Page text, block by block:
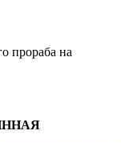
прораба на